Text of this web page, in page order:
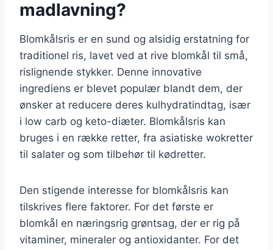
madlavning?
Blomkålsris er en sund og alsidig erstatning for
traditionel ris, lavet ved at rive blomkål til små,
rislignende stykker. Denne innovative
ingrediens er blevet populær blandt dem, der
ønsker at reducere deres kulhydratindtag, især
i low carb og keto-diæter. Blomkålsris kan
bruges i en række retter, fra asiatiske wokretter
til salater og som tilbehør til kødretter.
Den stigende interesse for blomkålsris kan
tilskrives flere faktorer. For det første er
blomkål en næringsrig grøntsag, der er rig på
vitaminer, mineraler og antioxidanter. For det